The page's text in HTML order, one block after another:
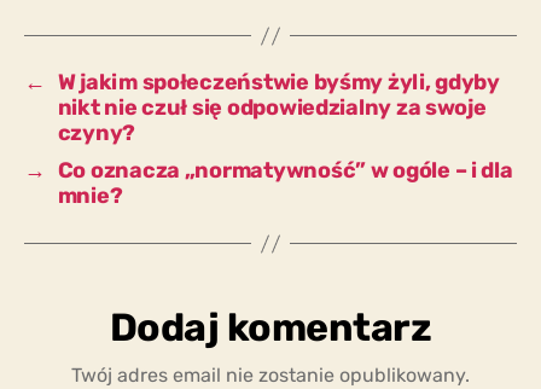
całości?
← W jakim społeczeństwie byśmy żyli, gdyby
nikt nie czuł się odpowiedzialny za swoje
czyny?
→ Co oznacza „normatywność” w ogóle – i dla
mnie?
Dodaj komentarz
Twój adres email nie zostanie opublikowany.